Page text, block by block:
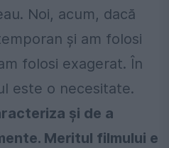
Noi, acum, dacă
și am folosi
folosi exagerat. În
este o necesitate.
și de a
Meritul filmului e